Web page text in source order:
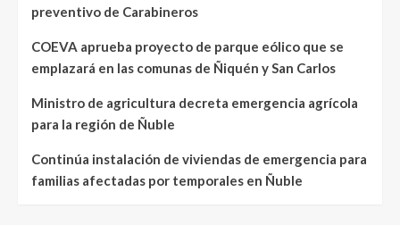
preventivo de Carabineros
COEVA aprueba proyecto de parque eólico que se
emplazará en las comunas de Ñiquén y San Carlos
Ministro de agricultura decreta emergencia agrícola
para la región de Ñuble
Continúa instalación de viviendas de emergencia para
familias afectadas por temporales en Ñuble